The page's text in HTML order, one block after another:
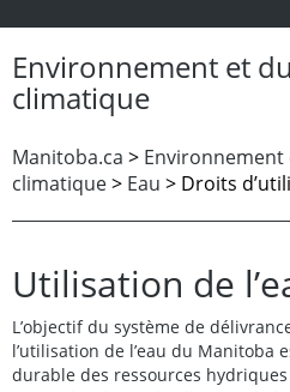
Environnement et
climatique
Manitoba.ca >
climatique> Eau > Droits
Utilisation de
L’objectif du système de
l’utilisation de l’eau du
durable des ressources